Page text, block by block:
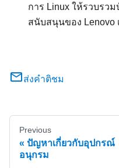
การ Linux ให้รวบรว
สนับสนุนของ Lenovo
ส่งคำติชม
Previous
ปัญหาเกี่ยวกับอุปกรณ์
อนุกรม